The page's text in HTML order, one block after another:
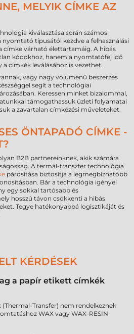
MELYIK CÍMKE AZ
kiválasztása során számos
típusától kezdve a felhasználási
címke várható élettartamáig. A hibás
kódokhoz, hanem a nyomtatófej idő
címkék leválásához is vezethet.
vagy nagy volumenű beszerzés
segít a technológiai
Keressen minket bizalommal,
támogathassuk üzleti folyamatai
a zavartalan címkézési műveleteket.
ÖNTAPADÓ CÍMKE -
B2B partnereinknek, akik számára
A termál-transzfer technológia
párosítása biztosítja a legmegbízhatóbb
Bár a technológia igényel
egy sokkal tartósabb és
hosszú távon csökkenti a hibás
Tegye hatékonyabbá logisztikáját és
KÉRDÉSEK
a papír etikett címkék
Transfer) nem rendelkeznek
WAX vagy WAX-RESIN